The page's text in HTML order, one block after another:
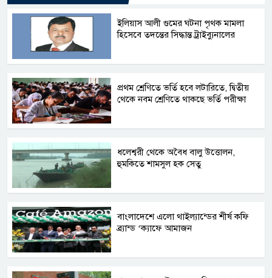
ইলিয়াস আলী গুমের ঘটনা পৃথক মামলা
হিসেবে তদন্তের সিদ্ধান্ত ট্রাইব্যুনালের
প্রথম শ্রেণিতে ভর্তি হবে লটারিতে, দ্বিতীয়
থেকে নবম শ্রেণিতে থাকছে ভর্তি পরীক্ষা
ধলেশ্বরী থেকে অবৈধ বালু উত্তোলন,
হুমকিতে শামসুল হক সেতু
বাংলাদেশে এলো থাইল্যান্ডের শীর্ষ কফি
ব্র্যান্ড ‘ক্যাফে আমাজন